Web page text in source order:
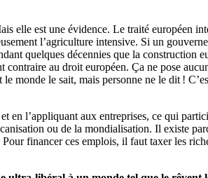
elle est une évidence. Le traité européen
l’agriculture intensive. Si un
quelques décennies que la construction
au droit européen. Ça ne pose
monde le sait, mais personne ne le dit !
en l’appliquant aux entreprises, ce qui
ou de la mondialisation. Il existe
financer ces emplois, il faut taxer les